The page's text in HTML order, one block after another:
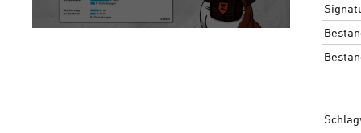
abspielen